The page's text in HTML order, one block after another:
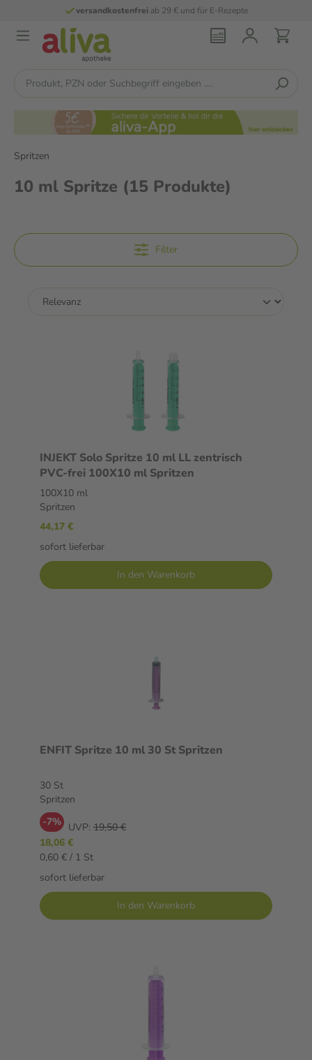
29 € und für E-Rezepte persönliche
Spritzen
10 ml Spritze (15 Produkte)
Filter
INJEKT Solo Spritze 10 ml LL zentrisch
PVC-frei 100X10 ml Spritzen
100X10 ml
Spritzen
44,17 €
sofort lieferbar
In den Warenkorb
ENFIT Spritze 10 ml 30 St Spritzen
30 St
Spritzen
-7% UVP: 19,50 €
18,06 €
0,60 € / 1 St
sofort lieferbar
In den Warenkorb